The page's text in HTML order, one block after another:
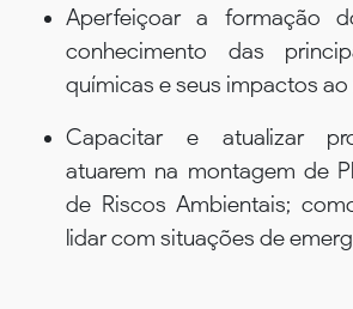
Aperfeiçoar a formação
conhecimento das
químicas e seus impactos
Capacitar e atualizar
atuarem na montagem de
de Riscos Ambientais;
lidar com situações de